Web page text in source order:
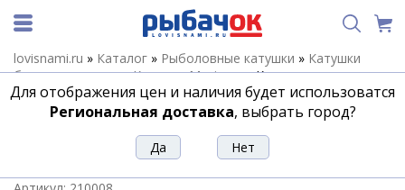
lovisnami.ru » Каталог » Рыболовные катушки » Катушки
безынерционные»Катушки Maximus»Катушка
безынерционная Maximus Bankai UL C2000S TROUT (7+1
подш.)
Катушка безынерционная Maximus
Bankai UL C2000S TROUT (7+1 подш.)
Для отображения цен и наличия будет использоватся
Региональная доставка, выбрать город?